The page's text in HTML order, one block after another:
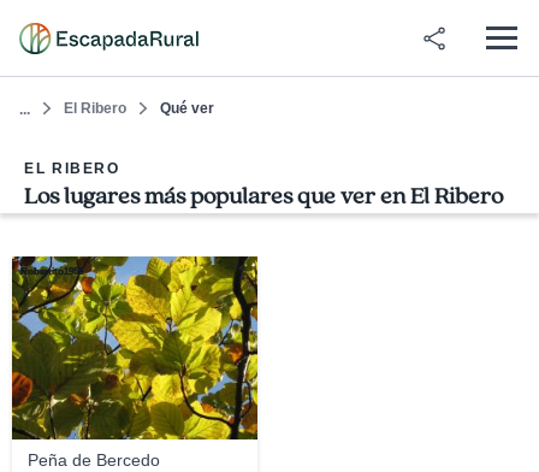
... El Ribero Qué ver
EL RIBERO
Los lugares más populares que ver en El Ribero
Peña de Bercedo
Robertito1965